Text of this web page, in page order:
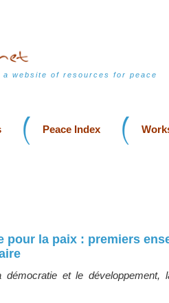
a website of resources for peace
Peace Index
pour la paix : premiers
et le développement,